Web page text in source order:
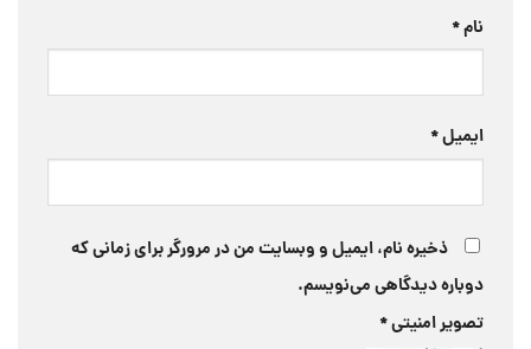
نام*
ایمیل*
ذخیره نام، ایمیل و وبسایت من در مرورگر برای زمانی که
دوباره دیدگاهی می‌نویسم.
تصویر امنیتی*